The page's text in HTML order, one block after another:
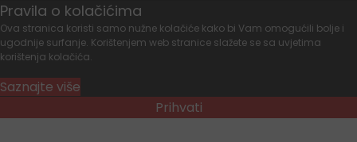
Pravila o kolačićima
Ova stranica koristi samo nužne kolačiće kako bi Vam omogućili bolje i
ugodnije surfanje. Korištenjem web stranice slažete se sa uvjetima
korištenja kolačića.
Saznajte više
Prihvati